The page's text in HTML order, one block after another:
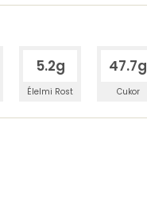
5.2g
Élelmi Rost
47.7g
Cukor